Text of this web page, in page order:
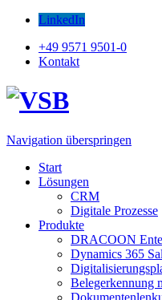
LinkedIn
+49 9571 9501-0
Kontakt
Navigation überspringen
Start
Lösungen
CRM
Digitale Prozesse
Produkte
DRACOON
Dynamics 365
Belegerkennung